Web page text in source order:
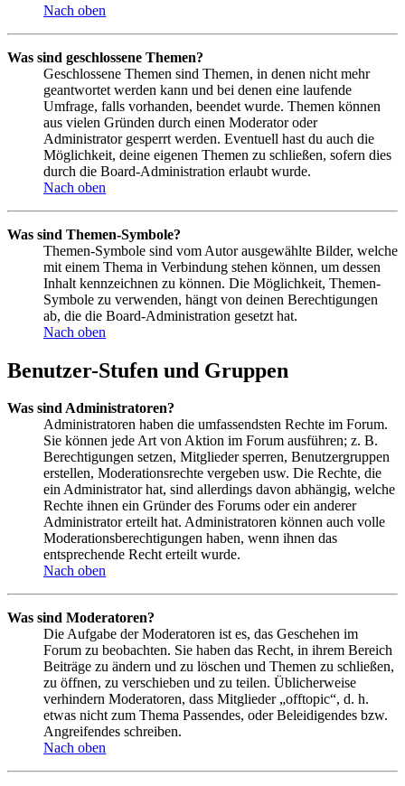
Nach oben
Was sind geschlossene Themen?
Geschlossene Themen sind Themen, in denen nicht mehr
geantwortet werden kann und bei denen eine laufende
Umfrage, falls vorhanden, beendet wurde. Themen können
aus vielen Gründen durch einen Moderator oder
Administrator gesperrt werden. Eventuell hast du auch die
Möglichkeit, deine eigenen Themen zu schließen, sofern dies
durch die Board-Administration erlaubt wurde.
Nach oben
Was sind Themen-Symbole?
Themen-Symbole sind vom Autor ausgewählte Bilder, welche
mit einem Thema in Verbindung stehen können, um dessen
Inhalt kennzeichnen zu können. Die Möglichkeit, Themen-
Symbole zu verwenden, hängt von deinen Berechtigungen
ab, die die Board-Administration gesetzt hat.
Nach oben
Benutzer-Stufen und Gruppen
Was sind Administratoren?
Administratoren haben die umfassendsten Rechte im Forum.
Sie können jede Art von Aktion im Forum ausführen; z. B.
Berechtigungen setzen, Mitglieder sperren, Benutzergruppen
erstellen, Moderationsrechte vergeben usw. Die Rechte, die
ein Administrator hat, sind allerdings davon abhängig, welche
Rechte ihnen ein Gründer des Forums oder ein anderer
Administrator erteilt hat. Administratoren können auch volle
Moderationsberechtigungen haben, wenn ihnen das
entsprechende Recht erteilt wurde.
Nach oben
Was sind Moderatoren?
Die Aufgabe der Moderatoren ist es, das Geschehen im
Forum zu beobachten. Sie haben das Recht, in ihrem Bereich
Beiträge zu ändern und zu löschen und Themen zu schließen,
zu öffnen, zu verschieben und zu teilen. Üblicherweise
verhindern Moderatoren, dass Mitglieder „offtopic“, d. h.
etwas nicht zum Thema Passendes, oder Beleidigendes bzw.
Angreifendes schreiben.
Nach oben